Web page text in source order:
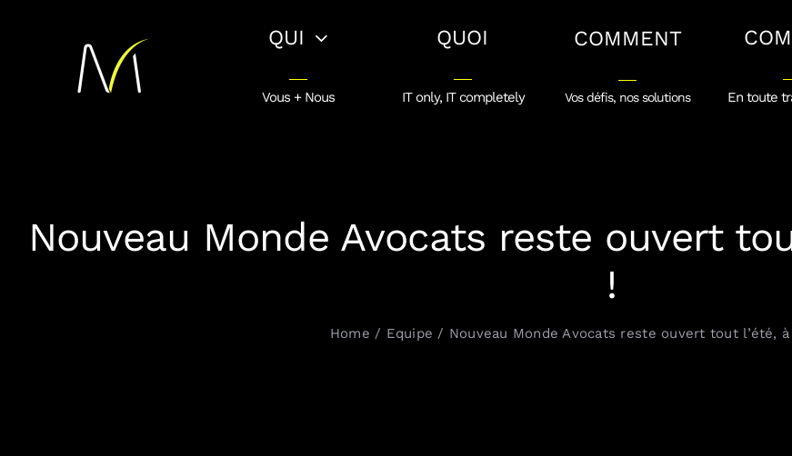
QUI
Vous + Nous
QUOI
IT only, IT completely
COMMENT
Vos défis, nos solutions En toute
Nouveau Monde Avocats reste ouvert
!
Home Equipe Nouveau Monde Avocats reste ouvert tout l’été,